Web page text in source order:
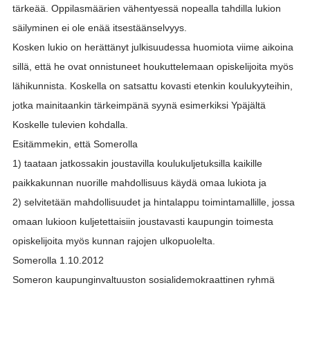
tärkeää. Oppilasmäärien vähentyessä nopealla tahdilla lukion
säilyminen ei ole enää itsestäänselvyys.
Kosken lukio on herättänyt julkisuudessa huomiota viime aikoina
sillä, että he ovat onnistuneet houkuttelemaan opiskelijoita myös
lähikunnista. Koskella on satsattu kovasti etenkin koulukyyteihin,
jotka mainitaankin tärkeimpänä syynä esimerkiksi Ypäjältä
Koskelle tulevien kohdalla.
Esitämmekin, että Somerolla
1) taataan jatkossakin joustavilla koulukuljetuksilla kaikille
paikkakunnan nuorille mahdollisuus käydä omaa lukiota ja
2) selvitetään mahdollisuudet ja hintalappu toimintamallille, jossa
omaan lukioon kuljetettaisiin joustavasti kaupungin toimesta
opiskelijoita myös kunnan rajojen ulkopuolelta.
Somerolla 1.10.2012
Someron kaupunginvaltuuston sosialidemokraattinen ryhmä